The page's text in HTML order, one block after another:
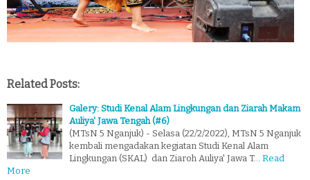
Related Posts:
Galery: Studi Kenal Alam Lingkungan dan Ziarah Makam
Auliya' Jawa Tengah (#6)
(MTsN 5 Nganjuk) - Selasa (22/2/2022), MTsN 5 Nganjuk
kembali mengadakan kegiatan Studi Kenal Alam
Lingkungan (SKAL) dan Ziaroh Auliya' Jawa T…
Read
More